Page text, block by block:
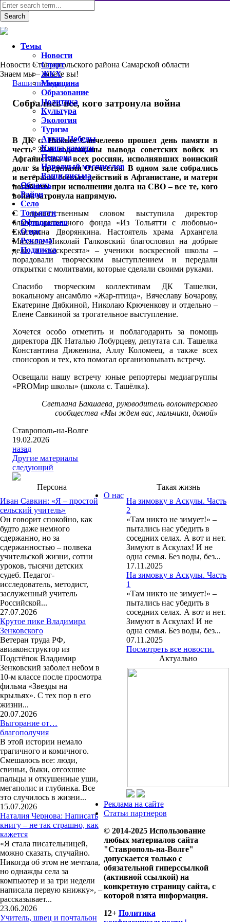
Новости Ставропольского района Самарской области
Знаем мы – знаете вы!
Ваши письма
Собрались все, кого затронула война
В ДК с. Нижнее Санчелеево прошел день памяти в
честь 37-й годовщины вывода советских войск из
Афганистана и всех россиян, исполнявших воинский
долг за пределами Отечества. В одном зале собрались
и ветераны боевых действий в Афганистане, и матери
погибших при исполнении долга на СВО – все те, кого
война затронула напрямую.
С приветственным словом выступила директор
благотворительного фонда «Из Тольятти с любовью»
Екатерина Дворянкина. Настоятель храма Архангела
Михаила Николай Галковский благословил на добрые
дела, а «воскресята» – ученики воскресной школы –
порадовали творческим выступлением и передали
открытки с молитвами, которые сделали своими руками.
Спасибо творческим коллективам ДК Ташелки,
вокальному ансамблю «Жар-птица», Вячеславу Бочарову,
Екатерине Дябкиной, Николаю Крюченкову и отдельно –
Елене Савкиной за трогательное выступление.
Хочется особо отметить и поблагодарить за помощь
директора ДК Наталью Лобурцеву, депутата с.п. Ташелка
Константина Диженина, Аллу Коломеец, а также всех
спонсоров и тех, кто помогал организовывать встречу.
Освещали нашу встречу юные репортеры медиагруппы
«PROМир школы» (школа с. Ташëлка).
Светлана Бакшаева, руководитель волонтерского
сообщества «Мы ждем вас, мальчики, домой»
Ставрополь-на-Волге
19.02.2026
назад
Другие материалы
следующий
Персона
Иван Савкин: «Я – простой
сельский учитель»
Он говорит спокойно, как
будто даже немного
сдержанно, но за
сдержанностью – полвека
учительской жизни, сотни
уроков, тысячи детских
судеб. Педагог-
исследователь, методист,
заслуженный учитель
Российской...
27.07.2026
Крутое пике Владимира
Зенковского
Ветеран труда РФ,
авиаконструктор из
Подстёпок Владимир
Зенковский заболел небом в
10-м классе после просмотра
фильма «Звезды на
крыльях». С тех пор в его
жизни...
20.07.2026
Выгорание от…
благополучия
В этой истории немало
трагичного и комичного.
Смешалось все: люди,
свиньи, быки, отсохшие
пальцы и откушенные уши,
мегаполис и глубинка. Все
это случилось в жизни...
15.07.2026
Наталия Чернова: Написать
книгу – не так страшно, как
кажется
«Я стала писательницей,
можно сказать, случайно.
Никогда об этом не мечтала,
но однажды села за
компьютер и за три недели
написала первую книжку», –
рассказывает...
23.06.2026
Учитель, швец и почтальон
Такая жизнь
На зимовку в Аскулы. Часть
2
«Там никто не зимует!» –
пытались нас убедить в
соседних селах. А вот и нет.
Зимуют в Аскулах! И не
одна семья. Без воды, без...
17.11.2025
На зимовку в Аскулы. Часть
1
«Там никто не зимует!» –
пытались нас убедить в
соседних селах. А вот и нет.
Зимуют в Аскулах! И не
одна семья. Без воды, без...
07.11.2025
Посмотреть все новости.
Актуально
О нас
Реклама на сайте
Статьи партнеров
© 2014-2025 Использование
любых материалов сайта
"Ставрополь-на-Волге"
допускается только с
обязательной гиперссылкой
(активной ссылкой) на
конкретную страницу сайта, с
которой взята информация.
12+ Политика
Темы
Новости
Спорт
ЖКХ
Медицина
Образование
Политика
Культура
Экология
Туризм
Архив Победы
Книга памяти
Персона
Народный месяцеслов
Ваши письма
Область
Район
Село
Тольятти
Официально
О нас
Реклама
Подписка